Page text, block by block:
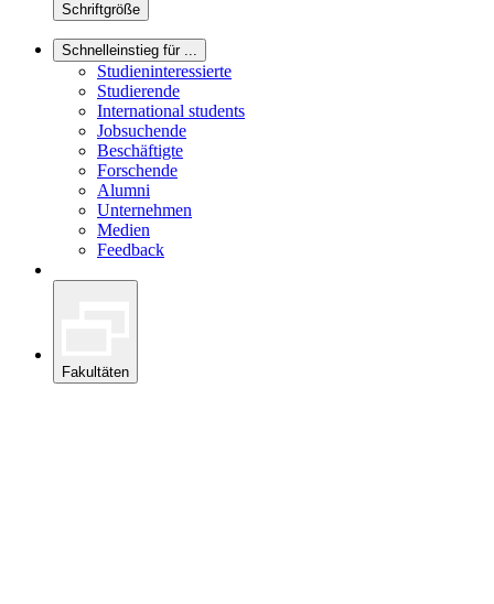
Schriftgröße
Schnelleinstieg für ...
Studieninteressierte
Studierende
International students
Jobsuchende
Beschäftigte
Forschende
Alumni
Unternehmen
Medien
Feedback
Fakultäten